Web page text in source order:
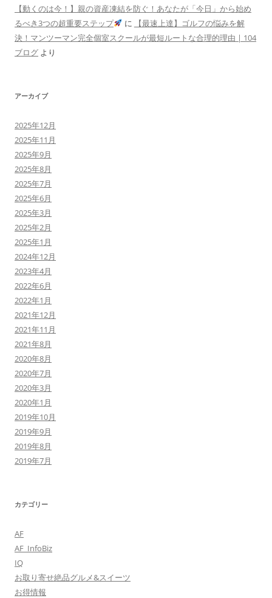
【動くのは今！】親の資産凍結を防ぐ！あなたが「今日」から始め
るべき3つの超重要ステップ
に
【最速上達】ゴルフの悩みを解
決！マンツーマン完全個室スクールが最短ルートな合理的理由 | 104
ブログ より
アーカイブ
2025年12月
2025年11月
2025年9月
2025年8月
2025年7月
2025年6月
2025年3月
2025年2月
2025年1月
2024年12月
2023年4月
2022年6月
2022年1月
2021年12月
2021年11月
2021年8月
2020年8月
2020年7月
2020年3月
2020年1月
2019年10月
2019年9月
2019年8月
2019年7月
カテゴリー
AF
AF_InfoBiz
IQ
お取り寄せ絶品グルメ&スイーツ
お得情報